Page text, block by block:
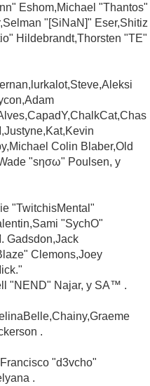
Eshom,Michael "Thantos"
"[SiNaN]" Eser,Shitiz
Hildebrandt,Thorsten "TE"
Colin Blaber,Old
"sησω" Poulsen, y
"TwitchisMental"
"SychO"
Gadsdon,Jack
Clemons,Joey
"NEND" Najar, y SA™ .
.
"d3vcho"
.